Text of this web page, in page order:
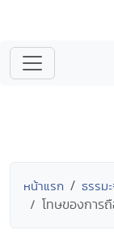
หน้าแรก ธรรม
โทษของการ